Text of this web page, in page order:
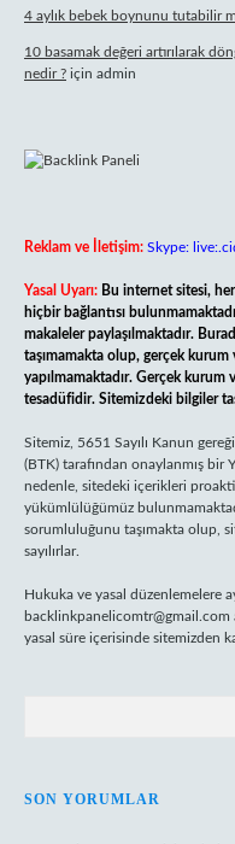
4 aylık bebek boynunu tutabilir
10 basamak değeri artırılarak
nedir ? için admin
Reklam ve İletişim: Skype:
Yasal Uyarı: Bu internet sitesi,
hiçbir bağlantısı
makaleler paylaşılmaktadır.
taşımamakta olup, gerçek kurum
yapılmamaktadır. Gerçek
tesadüfidir. Sitemizdeki bilgiler
Sitemiz, 5651 Sayılı Kanun
(BTK) tarafından onaylanmış bir
nedenle, sitedeki içerikleri
yükümlülüğümüz
sorumluluğunu taşımakta olup,
sayılırlar.
Hukuka ve yasal düzenlemelere
backlinkpanelicomtr@gmail.com
yasal süre içerisinde sitemizden
SON YORUMLAR